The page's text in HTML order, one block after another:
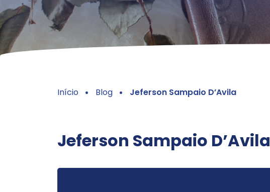
Início Blog Jeferson Sampaio D’Avila
Jeferson Sampaio D’Avila